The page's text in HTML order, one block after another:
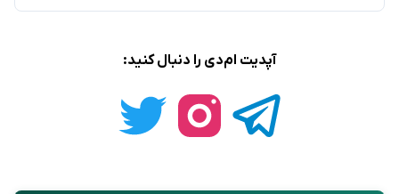
آپدیت ام‌دی را دنبال کنید: